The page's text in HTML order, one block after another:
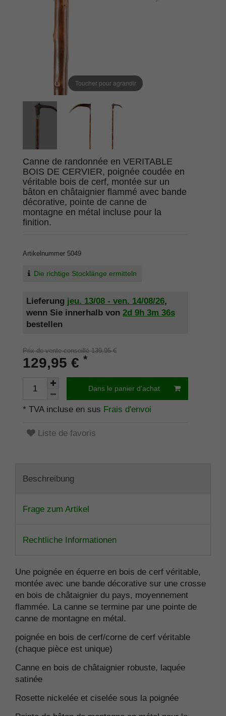
Toucher pour agrandir
Canne de randonnée en VERITABLE
BOIS DE CERVIER, poignée coudée en
véritable bois de cerf, montée sur un
bâton en châtaignier flammé avec bande
décorative, pointe de canne de
montagne en métal incluse pour la
finition.
Artikelnummer 5049
Die richtige Stocklänge ermitteln
Lieferung jeu. 13/08 - ven. 14/08/26,
wenn Sie innerhalb von 2d 9h 3m 36s
bestellen
Prix de vente conseillé 139,95 €
129,95 € *
Dans le panier d'achat
* TVA incluse en sus Frais d'envoi
Liste de favoris
Beschreibung
Frage zum Artikel
Rechtliche Informationen
Une poignée en équerre en bois de cerf véritable,
montée avec une bande décorative sur une crosse
en bois de châtaignier du pays, moyennement
flammée. La canne se termine par une pointe de
canne de montagne en métal.
poignée en bois de cerf/corne de cerf véritable
(chaque pièce est unique)
Canne en bois de châtaignier robuste, laquée
satinée
Rosette nickelée et ciselée sous la poignée